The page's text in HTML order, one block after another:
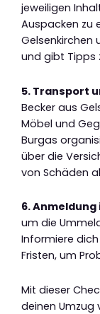
jeweiligen
Auspacken zu
Gelsenkirchen
und gibt Tipps
5. Transport
Becker aus
Möbel und
Burgas
über die
von Schäden
6. Anmeldung
um die
Informiere
Fristen, um
Mit dieser
deinen Umzug